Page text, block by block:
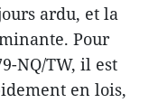
ardu, et la
Pour
NQ/TW, il est
en lois,